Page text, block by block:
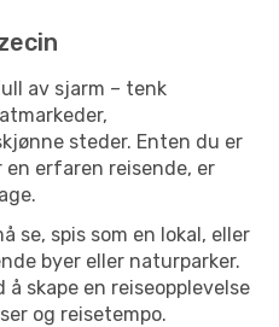
av sjarm – tenk
steder. Enten du er
erfaren reisende, er
se, spis som en lokal, eller
byer eller naturparker.
skape en reiseopplevelse
og reisetempo.